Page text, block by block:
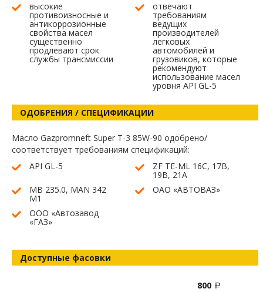
высокие
противоизносные и
антикоррозионные
свойства масел
существенно
продлевают срок
службы трансмиссии
отвечают
требованиям
ведущих
производителей
легковых
автомобилей и
грузовиков, которые
рекомендуют
использование масел
уровня API GL-5
ОДОБРЕНИЯ / СПЕЦИФИКАЦИИ
Масло Gazpromneft Super T-3 85W-90 одобрено/
соответствует требованиям спецификаций:
API GL-5
ZF TE-ML 16С, 17B,
19B, 21A
MB 235.0, MAN 342
M1
ОАО «АВТОВАЗ»
ООО «Автозавод
«ГАЗ»
Доступные фасовки
800